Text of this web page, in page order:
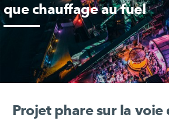
que chauffage au fuel
Projet phare sur la voie